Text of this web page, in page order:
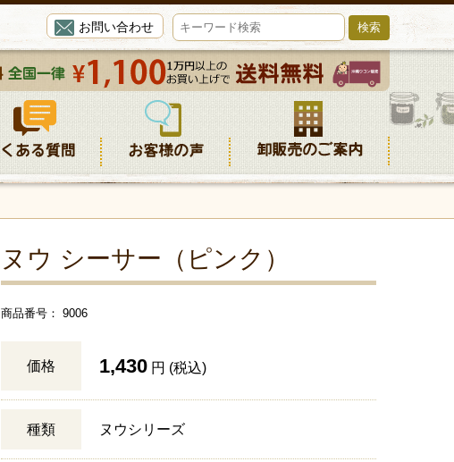
お問い合わせ
ヌウ シーサー（ピンク）
商品番号： 9006
価格 1,430 円 (税込)
種類 ヌウシリーズ